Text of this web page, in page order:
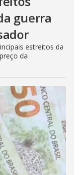
guerra
estreitos da
da